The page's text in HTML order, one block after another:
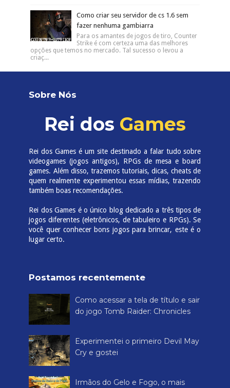
Como criar seu servidor de cs 1.6 sem
fazer nenhuma gambiarra
Para os amantes de jogos de tiro, Counter
Strike é com certeza uma das melhores
opções que temos no mercado. Tal sucesso o levou a
criaç...
Sobre Nós
Rei dos Games
Rei dos Games é um site destinado a falar tudo sobre
videogames (jogos antigos), RPGs de mesa e board
games. Além disso, trazemos tutoriais, dicas, cheats de
quem realmente experimentou essas mídias, trazendo
também boas recomendações.
Rei dos Games é o único blog dedicado a três tipos de
jogos diferentes (eletrônicos, de tabuleiro e RPGs). Se
você quer conhecer bons jogos para brincar, este é o
lugar certo.
Postamos recentemente
Como acessar a tela de título e sair
do jogo Tomb Raider: Chronicles
Experimentei o primeiro Devil May
Cry e gostei
Irmãos do Gelo e Fogo, o mais